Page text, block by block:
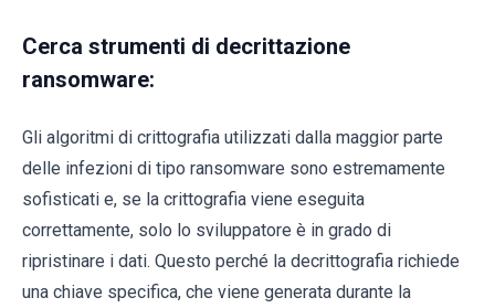
Cerca strumenti di decrittazione
ransomware:
Gli algoritmi di crittografia utilizzati dalla maggior parte
delle infezioni di tipo ransomware sono estremamente
sofisticati e, se la crittografia viene eseguita
correttamente, solo lo sviluppatore è in grado di
ripristinare i dati. Questo perché la decrittografia richiede
una chiave specifica, che viene generata durante la